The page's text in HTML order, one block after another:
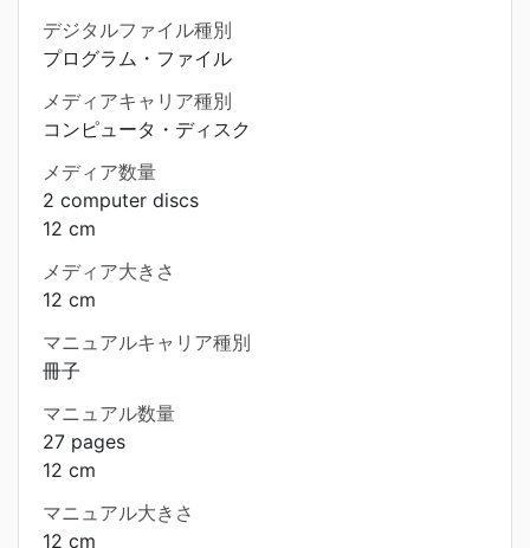
デジタルファイル種別
プログラム・ファイル
メディアキャリア種別
コンピュータ・ディスク
メディア数量
2 computer discs
12 cm
メディア大きさ
12 cm
マニュアルキャリア種別
冊子
マニュアル数量
27 pages
12 cm
マニュアル大きさ
12 cm